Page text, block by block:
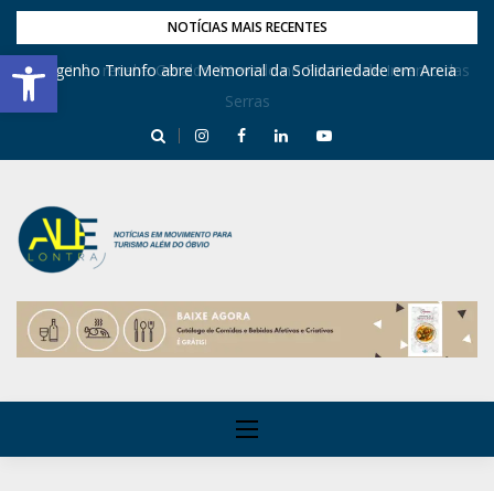
Barra de Ferramentas Aberta
NOTÍCIAS MAIS RECENTES
Dona Inês recebe Geraldo Azevedo no Festival de Inverno das
Serras
Engenho Triunfo abre Memorial da Solidariedade em Areia